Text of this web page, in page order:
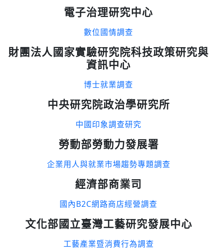
電子治理研究中心
數位國情調查
財團法人國家實驗研究院科技政策研究與
資訊中心
博士就業調查
中央研究院政治學研究所
中國印象調查研究
勞動部勞動力發展署
企業用人與就業市場趨勢專題調查
經濟部商業司
國內B2C網路商店經營調查
文化部國立臺灣工藝研究發展中心
工藝產業暨消費行為調查